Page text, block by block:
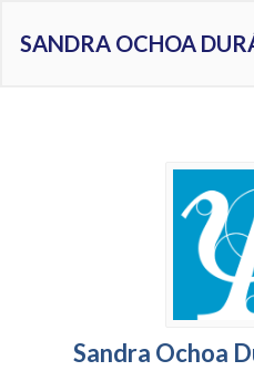
SANDRA OCHOA
Sandra Ochoa